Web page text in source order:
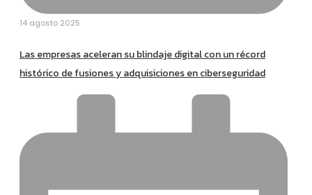
14 agosto 2025
Las empresas aceleran su blindaje digital con un récord
histórico de fusiones y adquisiciones en ciberseguridad